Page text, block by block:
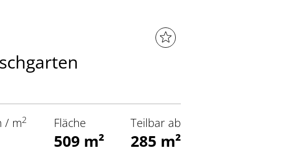
/ m2 Fläche
509 m²
Teilbar ab
285 m²